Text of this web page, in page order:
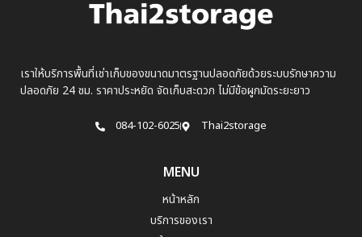
เราให้บริการพื้นที่เช่าเก็บของขนาดมาตรฐานปลอดภัยด้วยระบบรักษาความ
ปลอดภัย 24 ชม. ราคาประหยัด จัดเก็บสะดวก ไม่มีข้อผูกมัดระยะยาว
084-102-6025 Thai2storage
MENU
หน้าหลัก
บริการของเรา